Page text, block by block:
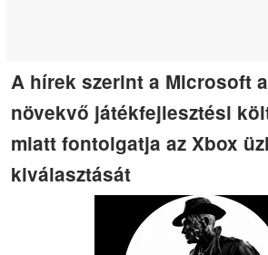
A hírek szerint a Microsoft
növekvő játékfejlesztési
miatt fontolgatja az Xbox
kiválasztását